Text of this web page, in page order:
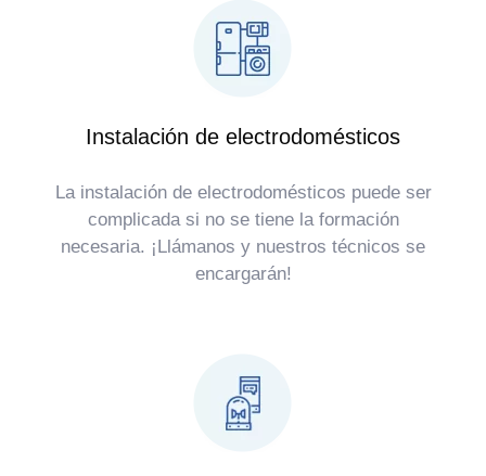
Instalación de electrodomésticos
La instalación de electrodomésticos puede ser
complicada si no se tiene la formación
necesaria. ¡Llámanos y nuestros técnicos se
encargarán!